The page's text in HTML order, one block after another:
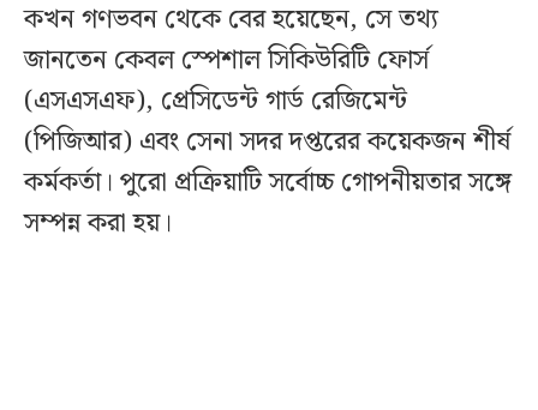
কখন গণভবন থেকে বের হয়েছেন, সে তথ্য
জানতেন কেবল স্পেশাল সিকিউরিটি ফোর্স
(এসএসএফ), প্রেসিডেন্ট গার্ড রেজিমেন্ট
(পিজিআর) এবং সেনা সদর দপ্তরের কয়েকজন শীর্ষ
কর্মকর্তা। পুরো প্রক্রিয়াটি সর্বোচ্চ গোপনীয়তার সঙ্গে
সম্পন্ন করা হয়।